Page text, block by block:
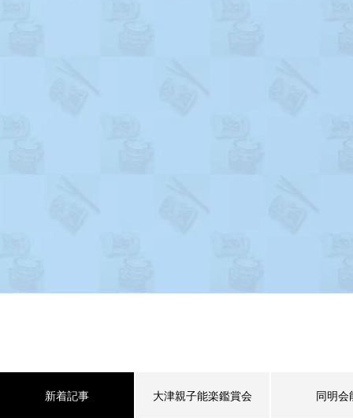
新着記事 大津親子能楽鑑賞会 同明会